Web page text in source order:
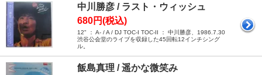
中川勝彦 / ラスト・ウィッシュ
680円(税込)
12" ： A- / A / DJ TOC-I TOC-II ： 中川勝彦、1986.7.30
渋谷公会堂のライブを収録した45回転12インチシング
ル。
飯島真理 / 遥かな微笑み